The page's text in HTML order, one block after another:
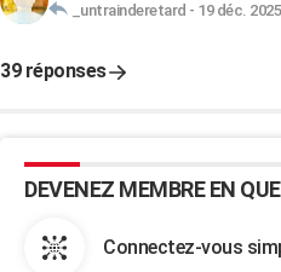
_untrainderetard - 19 déc.
39 réponses
DEVENEZ MEMBRE EN
Connectez-vous